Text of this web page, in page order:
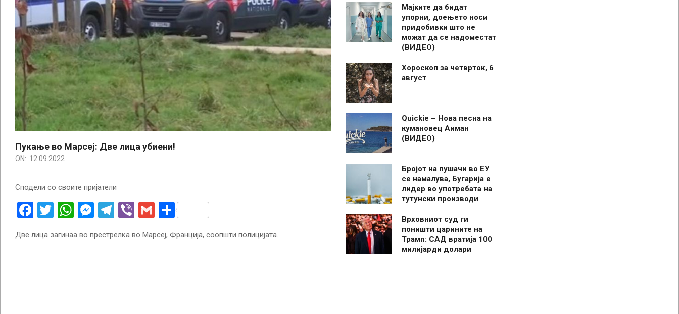
Пукање во Марсеј: Две лица убиени!
ON: 12.09.2022
Сподели со своите пријатели
Facebook
Twitter
WhatsApp
Messenger
Telegram
ViberGmailShare
Две лица загинаа во престрелка во Марсеј, Франција, соопшти полицијата.
Мајките да бидат
упорни, доењето носи
придобивки што не
можат да се надоместат
(ВИДЕО)
Хороскоп за четврток, 6
август
Quickie – Нова песна на
кумановец Аиман
(ВИДЕО)
Бројот на пушачи во ЕУ
се намалува, Бугарија е
лидер во употребата на
тутунски производи
Врховниот суд ги
поништи царините на
Трамп: САД вратија 100
милијарди долари